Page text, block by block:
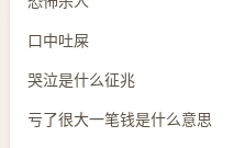
口中吐屎
哭泣是什么征兆
亏了很大一笔钱是什么意思